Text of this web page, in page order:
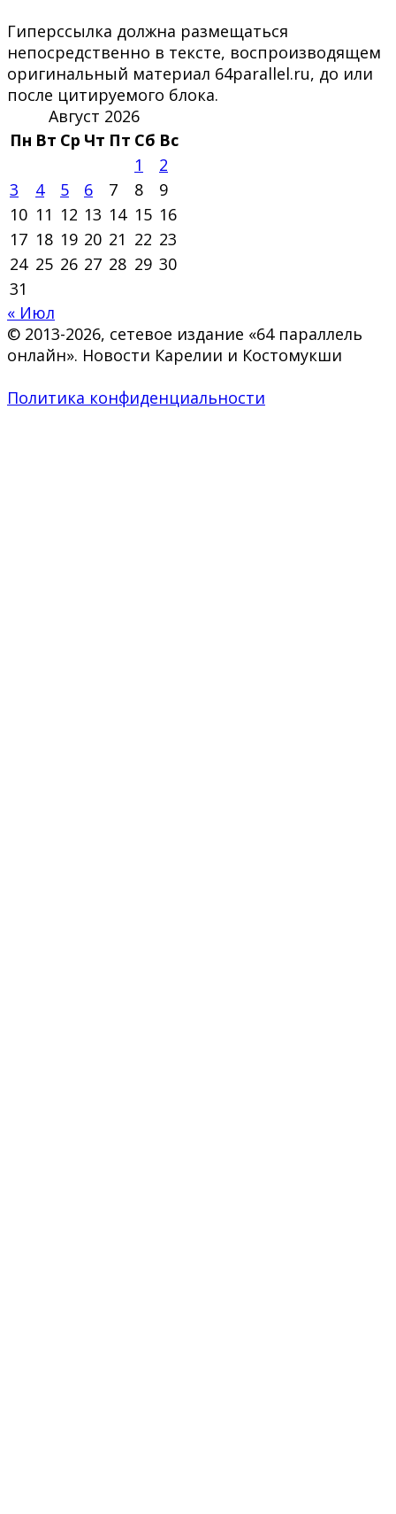
Гиперссылка должна размещаться
непосредственно в тексте, воспроизводящем
оригинальный материал 64parallel.ru, до или
после цитируемого блока.
Август 2026
Пн Вт Ср Чт Пт Сб Вс
1
2
3
4 5 6 7 8
9
10 11 12 13 14 15 16
17 18 19 20 21 22 23
24 25 26 27 28 29 30
31
« Июл
© 2013-2026, сетевое издание «64 параллель
онлайн». Новости Карелии и Костомукши
Политика конфиденциальности